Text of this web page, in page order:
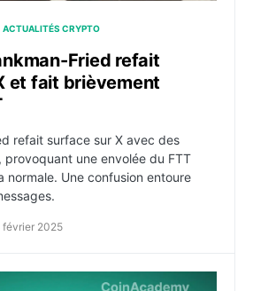
ACTUALITÉS CRYPTO
Fried refait
et fait brièvement
refait surface sur X avec des
une envolée du FTT
normale. Une confusion entoure
février 2025
airdrop sur Base, dépassant le